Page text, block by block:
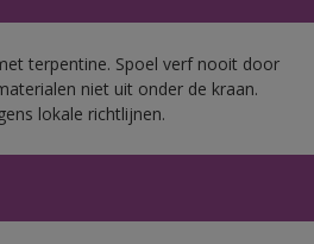
terpentine. Spoel verf nooit door
niet uit onder de kraan.
lokale richtlijnen.